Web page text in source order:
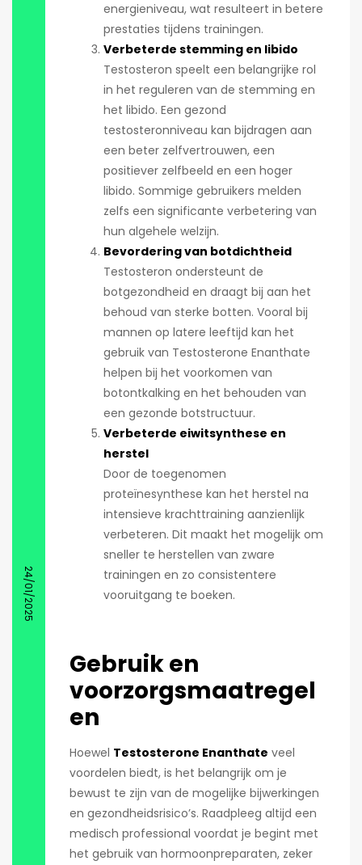
24/01/2025
energieniveau, wat resulteert in betere
prestaties tijdens trainingen.
Verbeterde stemming en libido
Testosteron speelt een belangrijke rol
in het reguleren van de stemming en
het libido. Een gezond
testosteronniveau kan bijdragen aan
een beter zelfvertrouwen, een
positiever zelfbeeld en een hoger
libido. Sommige gebruikers melden
zelfs een significante verbetering van
hun algehele welzijn.
Bevordering van botdichtheid
Testosteron ondersteunt de
botgezondheid en draagt bij aan het
behoud van sterke botten. Vooral bij
mannen op latere leeftijd kan het
gebruik van Testosterone Enanthate
helpen bij het voorkomen van
botontkalking en het behouden van
een gezonde botstructuur.
Verbeterde eiwitsynthese en
herstel
Door de toegenomen
proteïnesynthese kan het herstel na
intensieve krachttraining aanzienlijk
verbeteren. Dit maakt het mogelijk om
sneller te herstellen van zware
trainingen en zo consistentere
vooruitgang te boeken.
Gebruik en
voorzorgsmaatregel
en
Hoewel Testosterone Enanthate veel
voordelen biedt, is het belangrijk om je
bewust te zijn van de mogelijke bijwerkingen
en gezondheidsrisico’s. Raadpleeg altijd een
medisch professional voordat je begint met
het gebruik van hormoonpreparaten, zeker